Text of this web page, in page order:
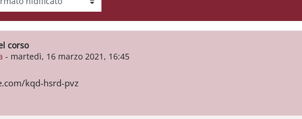
corso
- martedì, 16 marzo 2021, 16:45
kqd-hsrd-pvz